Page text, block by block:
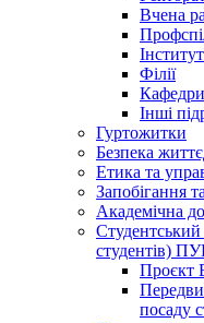
Вчена
Філії
Кафедри
Інші
Гуртожитки
Безпека
Етика та
Запобігання
Академічна
студентів)
Проєкт
посаду